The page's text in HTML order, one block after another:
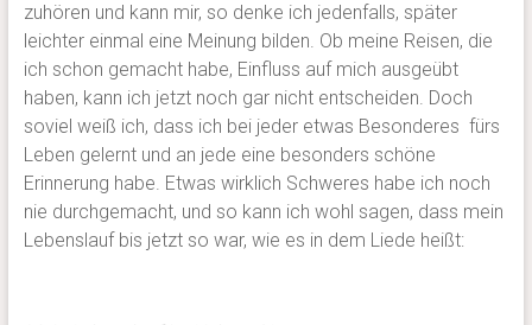
zuhören und kann mir, so denke ich jedenfalls, später
leichter einmal eine Meinung bilden. Ob meine Reisen, die
ich schon gemacht habe, Einfluss auf mich ausgeübt
haben, kann ich jetzt noch gar nicht entscheiden. Doch
soviel weiß ich, dass ich bei jeder etwas Besonderes fürs
Leben gelernt und an jede eine besonders schöne
Erinnerung habe. Etwas wirklich Schweres habe ich noch
nie durchgemacht, und so kann ich wohl sagen, dass mein
Lebenslauf bis jetzt so war, wie es in dem Liede heißt: